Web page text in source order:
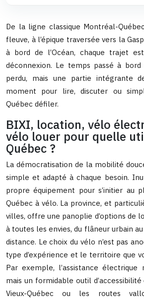
De la ligne classique Montréal-
fleuve, à l’épique traversée vers la
à bord de l’Océan, chaque trajet
déconnexion. Le temps passé à bord
perdu, mais une partie intégrante
moment pour lire, discuter ou
Québec défiler.
BIXI, location, vélo
vélo louer pour quelle
Québec ?
La démocratisation de la mobilité
simple et adapté à chaque besoin.
propre équipement pour s’initier au
Québec à vélo. La province, et
villes, offre une panoplie d’options de
à toutes les envies, du flâneur urbain
distance. Le choix du vélo n’est pas
type d’expérience et le territoire que
Par exemple, l’assistance électrique
mais un formidable outil
Vieux-Québec ou les routes